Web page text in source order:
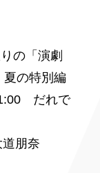
の「演劇
夏の特別編
だれで
朋奈